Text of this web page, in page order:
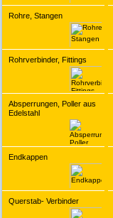
Rohre, Stangen
Rohrverbinder, Fittings
Absperrungen, Poller aus
Edelstahl
Endkappen
Querstab- Verbinder